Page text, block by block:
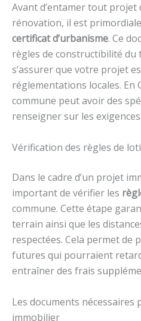
Avant d’entamer tout
rénovation, il est
certificat d’urbanisme. Ce
règles de constructibilité du
s’assurer que votre projet
réglementations locales. En
commune peut avoir des
renseigner sur les
Vérification des règles de
Dans le cadre d’un projet
important de vérifier les
commune. Cette étape
terrain ainsi que les
respectées. Cela permet de
futures qui pourraient
entraîner des frais
Les documents nécessaires
immobilier